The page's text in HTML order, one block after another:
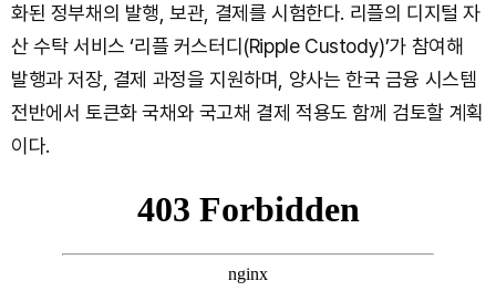
화된 정부채의 발행, 보관, 결제를 시험한다. 리플의 디지털 자
산 수탁 서비스 ‘리플 커스터디(Ripple Custody)’가 참여해
발행과 저장, 결제 과정을 지원하며, 양사는 한국 금융 시스템
전반에서 토큰화 국채와 국고채 결제 적용도 함께 검토할 계획
이다.